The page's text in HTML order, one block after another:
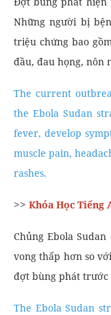
Những người bị
triệu chứng bao
đầu, đau họng, nôn
The current
the Ebola Sudan
fever, develop
muscle pain,
rashes.
>> Khóa Học Tiếng
Chủng Ebola
vong thấp hơn so
đợt bùng phát trước
The Ebola Sudan